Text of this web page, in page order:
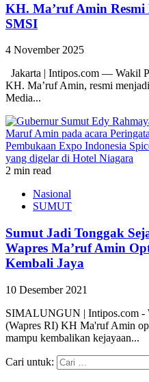
KH. Ma’ruf Amin Resmi
SMSI
4 November 2025
Jakarta | Intipos.com — Wakil
KH. Ma’ruf Amin, resmi
Media...
2 min read
Nasional
SUMUT
Sumut Jadi Tonggak
Wapres Ma’ruf Amin
Kembali Jaya
10 Desember 2021
SIMALUNGUN | Intipos.com -
(Wapres RI) KH Ma'ruf Amin
mampu kembalikan kejayaan...
Cari untuk: